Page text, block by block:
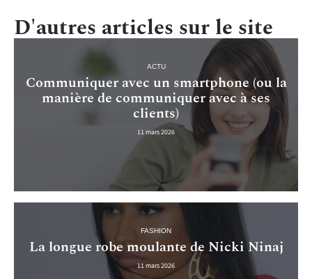
D'autres articles sur le site
ACTU
Communiquer avec un smartphone (ou la
manière de communiquer avec à ses
clients)
11 mars 2026
FASHION
La longue robe moulante de Nicki Ninaj
11 mars 2026